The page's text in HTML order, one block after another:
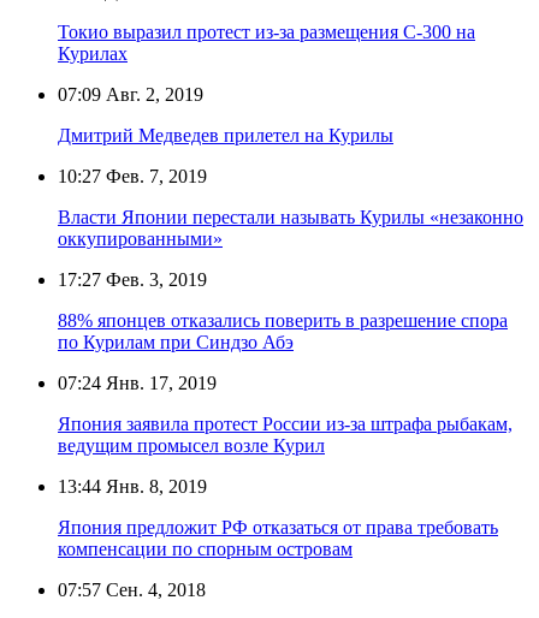
Токио выразил протест из-за размещения С-300 на
Курилах
07:09 Авг. 2, 2019
Дмитрий Медведев прилетел на Курилы
10:27 Фев. 7, 2019
Власти Японии перестали называть Курилы «незаконно
оккупированными»
17:27 Фев. 3, 2019
88% японцев отказались поверить в разрешение спора
по Курилам при Синдзо Абэ
07:24 Янв. 17, 2019
Япония заявила протест России из-за штрафа рыбакам,
ведущим промысел возле Курил
13:44 Янв. 8, 2019
Япония предложит РФ отказаться от права требовать
компенсации по спорным островам
07:57 Сен. 4, 2018